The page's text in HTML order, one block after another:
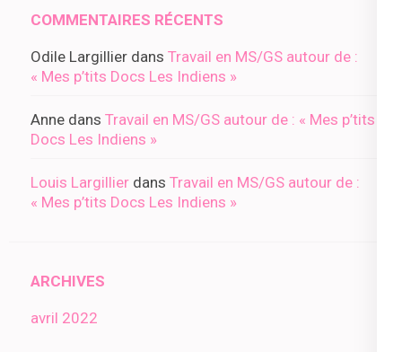
COMMENTAIRES RÉCENTS
Odile Largillier dans Travail en MS/GS autour de :
« Mes p’tits Docs Les Indiens »
Anne dans Travail en MS/GS autour de : « Mes p’tits
Docs Les Indiens »
Louis Largillier dans Travail en MS/GS autour de :
« Mes p’tits Docs Les Indiens »
ARCHIVES
avril 2022